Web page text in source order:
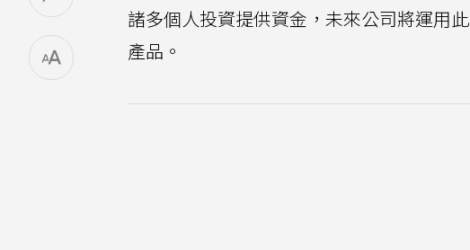
諸多個人投資提供資金，未來公司將運用
產品。